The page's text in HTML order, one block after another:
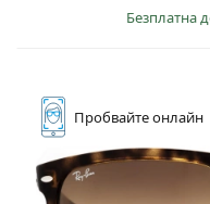
Безплатна
Пробвайтеонлайн